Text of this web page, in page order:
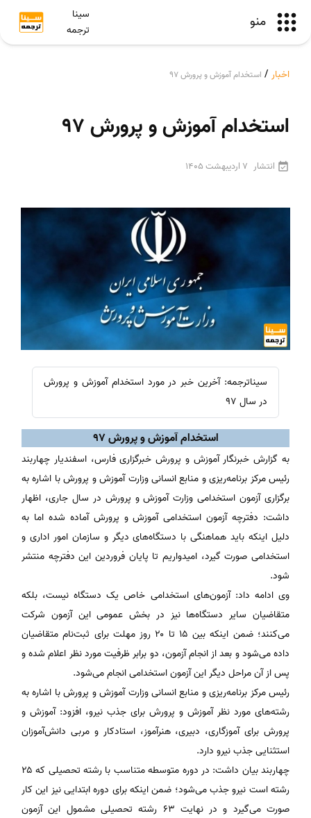
منو
سینا
ترجمه
اخبار / استخدام آموزش و پرورش 97
استخدام آموزش و پرورش 97
انتشار 7 اردیبهشت 1405
سیناترجمه: آخرین خبر در مورد استخدام آموزش و پرورش
در سال 97
استخدام آموزش و پرورش 97
به گزارش خبرنگار آموزش و پرورش خبرگزاری فارس، اسفندیار چهاربند
رئیس مرکز برنامه‌ریزی و منابع انسانی وزارت آموزش و پرورش با اشاره به
برگزاری آزمون استخدامی وزارت آموزش و پرورش در سال جاری، اظهار
داشت: دفترچه آزمون استخدامی آموزش و پرورش آماده شده اما به
دلیل اینکه باید هماهنگی با دستگاه‌های دیگر و سازمان امور اداری و
استخدامی صورت گیرد، امیدواریم تا پایان فروردین این دفترچه منتشر
شود.
وی ادامه داد:‌ آزمون‌های استخدامی خاص یک دستگاه نیست، بلکه
متقاضیان سایر دستگاه‌ها نیز در بخش عمومی این آزمون شرکت
می‌کنند؛ ضمن اینکه بین ۱۵ تا ۲۰ روز مهلت برای ثبت‌نام متقاضیان
داده می‌شود و بعد از انجام آزمون، دو برابر ظرفیت مورد نظر اعلام شده و
پس از آن مراحل دیگر این آزمون استخدامی انجام می‌شود.
رئیس مرکز برنامه‌ریزی و منابع انسانی وزارت آموزش و پرورش با اشاره به
رشته‌های مورد نظر آموزش و پرورش برای جذب نیرو، افزود: آموزش و
پرورش برای آموزگاری، دبیری، هنرآموز، استادکار و مربی دانش‌آموزان
استثنایی جذب نیرو دارد.
چهاربند بیان داشت: در دوره متوسطه متناسب با رشته تحصیلی که ۲۵
رشته است نیرو جذب می‌شود؛ ضمن اینکه برای دوره ابتدایی نیز این کار
صورت می‌گیرد و در نهایت ۶۳ رشته تحصیلی مشمول این آزمون